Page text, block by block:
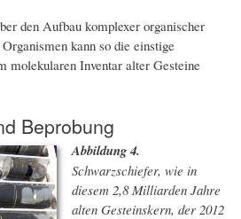
den Aufbau komplexer organischer
kann so die einstige
molekularen Inventar alter Gesteine
Beprobung
Abbildung 4.
Schwarzschiefer, wie in
diesem 2,8 Milliarden Jahre
alten Gesteinskern, der 2012